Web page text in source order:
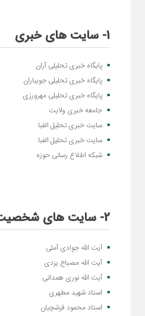
1- سایت های خبری
پایگاه خبری تحلیلی آران
پایگاه خبری تحلیلی جویباران
پایگاه خبری تحلیلی مهرورزی
جامعه خبری ولایت
سایت خبری تحلیل الفبا
سایت خبری تحلیل الفبا
شبکه اطلاع رسانی حوزه
2- سایت های شخصیت ها
آیت الله جوادی آملی
آیت الله مصباح یزدی
آیت الله نوری همدانی
استاد شهید مطهری
استاد محمود فرشچیان